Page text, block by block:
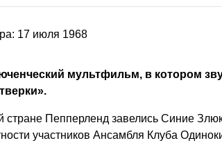
17 июля 1968
мультфильм, в котором
стране Пепперленд завелись Синие
участников Ансамбля Клуба